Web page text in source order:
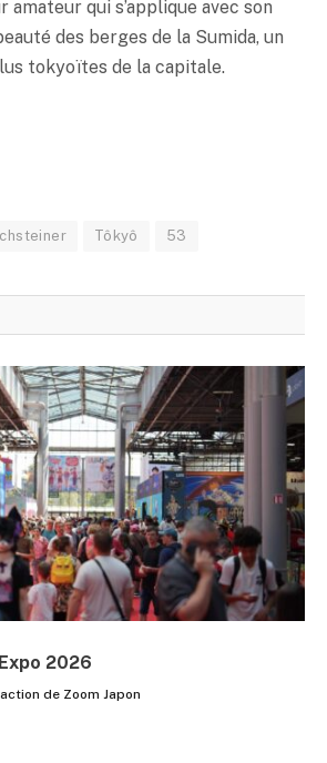
amateur qui s’applique avec son
des berges de la Sumida, un
tokyoïtes de la capitale.
Tôkyô 53
2026
de Zoom Japon